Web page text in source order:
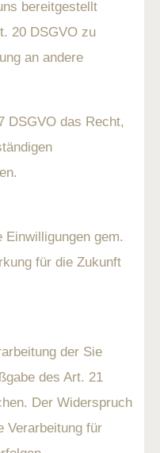
bereitgestellt
20 DSGVO zu
an andere
DSGVO das Recht,
gem.
für die Zukunft
der Sie
des Art. 21
Der Widerspruch
Verarbeitung für